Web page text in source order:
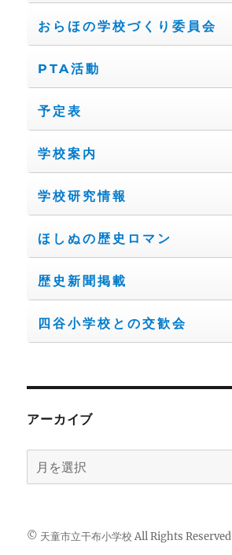
おらほの学校づくり委員会
PTA活動
予定表
学校案内
学校研究情報
ほしぬの歴史ロマン
歴史新聞掲載
四谷小学校との交歓会
アーカイブ
ー
© 天童市立干布小学校 All Rights Reserved